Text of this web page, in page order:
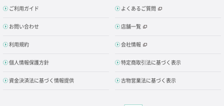
ご利用ガイド よくあるご質問
お問い合わせ 店舗一覧
利用規約 会社情報
個人情報保護方針 特定商取引法に基づく表示
資金決済法に基づく情報提供 古物営業法に基づく表示